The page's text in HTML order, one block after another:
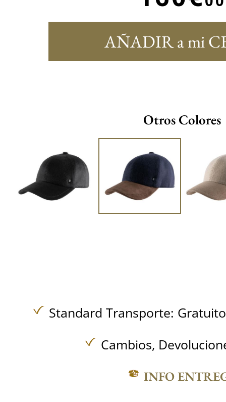
AÑADIR a mi
Otros Colores
Standard Transporte:
Cambios,
INFO